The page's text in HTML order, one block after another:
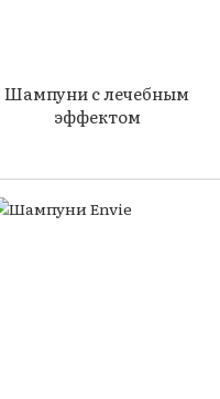
Шампуни с лечебным
эффектом